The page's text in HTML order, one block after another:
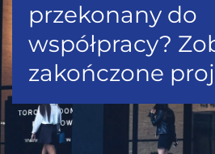
przekonany do
współpracy?
zakończone